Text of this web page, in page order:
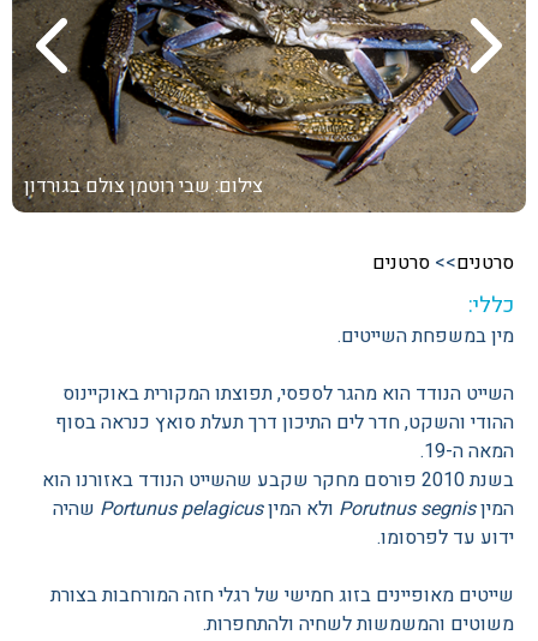
צילום: שבי רוטמןצולם בגורדון
סרטנים>> סרטנים
כללי:
מין במשפחת השייטים.
השייט הנודד הוא מהגר לספסי, תפוצתו המקורית באוקיינוס
ההודי והשקט, חדר לים התיכון דרך תעלת סואץ כנראה בסוף
המאה ה-19.
בשנת 2010 פורסם מחקר שקבע שהשייט הנודד באזורנו הוא
המיןPorutnus segnis ולא המיןPortunus pelagicus שהיה
ידוע עד לפרסומו.
שייטים מאופיינים בזוג חמישי של רגלי חזה המורחבות בצורת
משוטים והמשמשות לשחיה ולהתחפרות.